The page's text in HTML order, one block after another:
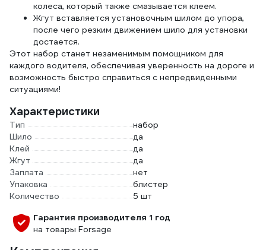
колеса, который также смазывается клеем.
Жгут вставляется установочным шилом до упора,
после чего резким движением шило для установки
достается.
Этот набор станет незаменимым помощником для
каждого водителя, обеспечивая уверенность на дороге и
возможность быстро справиться с непредвиденными
ситуациями!
Характеристики
Тип
набор
Шило
да
Клей
да
Жгут
да
Заплата
нет
Упаковка
блистер
Количество
5 шт
Гарантия производителя 1 год
на товары Forsage